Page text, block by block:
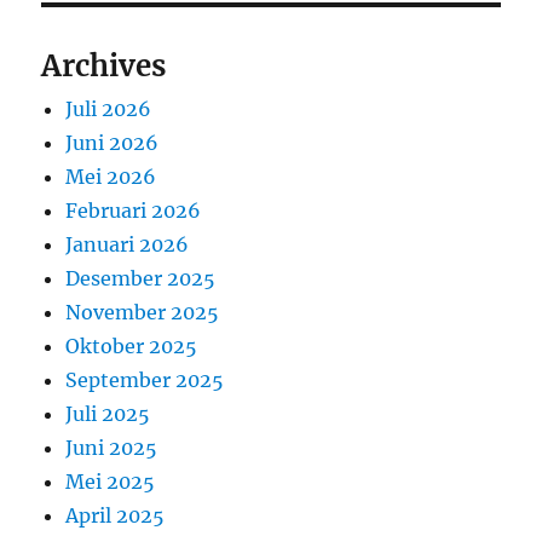
Archives
Juli 2026
Juni 2026
Mei 2026
Februari 2026
Januari 2026
Desember 2025
November 2025
Oktober 2025
September 2025
Juli 2025
Juni 2025
Mei 2025
April 2025